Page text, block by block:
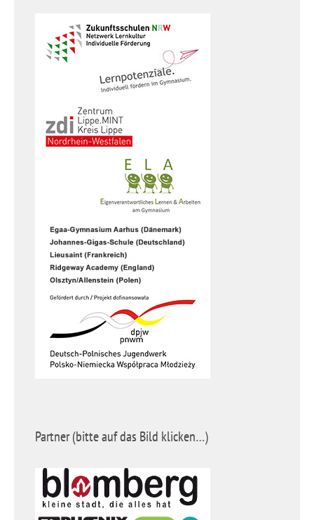
Partner (bitte auf das Bild klicken…)